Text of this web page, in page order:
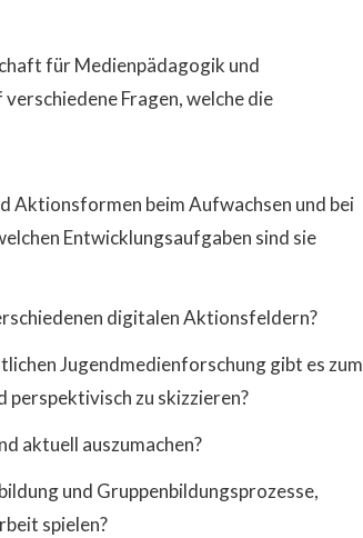
für Medienpädagogik und
Fragen, welche die
Aktionsformen beim Aufwachsen und bei
Entwicklungsaufgaben sind sie
digitalen Aktionsfeldern?
Jugendmedienforschung gibt es zum
perspektivisch zu skizzieren?
aktuell auszumachen?
und Gruppenbildungsprozesse,
spielen?